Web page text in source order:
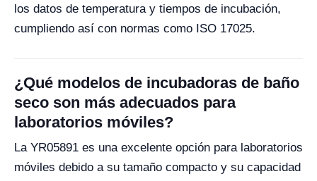
los datos de temperatura y tiempos de incubación,
cumpliendo así con normas como ISO 17025.
¿Qué modelos de incubadoras de baño
seco son más adecuados para
laboratorios móviles?
La YR05891 es una excelente opción para laboratorios
móviles debido a su tamaño compacto y su capacidad